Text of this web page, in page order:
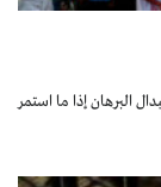
البرهان إذا ما استمر